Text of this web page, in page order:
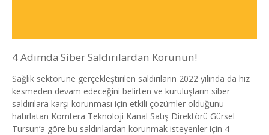
4 Adımda Siber Saldırılardan Korunun!
Sağlık sektörüne gerçekleştirilen saldırıların 2022 yılında da hız
kesmeden devam edeceğini belirten ve kuruluşların siber
saldırılara karşı korunması için etkili çözümler olduğunu
hatırlatan Komtera Teknoloji Kanal Satış Direktörü Gürsel
Tursun’a göre bu saldırılardan korunmak isteyenler için 4